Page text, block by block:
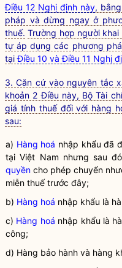
Điều 12 Nghị định này,
pháp và dừng ngay ở
thuế. Trường hợp người
tự áp dụng các phương
tạiĐiều 10 và Điều 11 Nghị
3. Căn cứ vào nguyên tắc
khoản 2 Điều này, Bộ Tài
giá tính thuế đối với hàng
sau:
a) Hàng hoá nhập khẩu đã
tại Việt Nam nhưng sau
quyền cho phép chuyển
miễn thuếtrước đây;
b) Hàng hoá nhập khẩu là
c) Hàng hoá nhập khẩu là
công;
d) Hàng bảo hành và hàng